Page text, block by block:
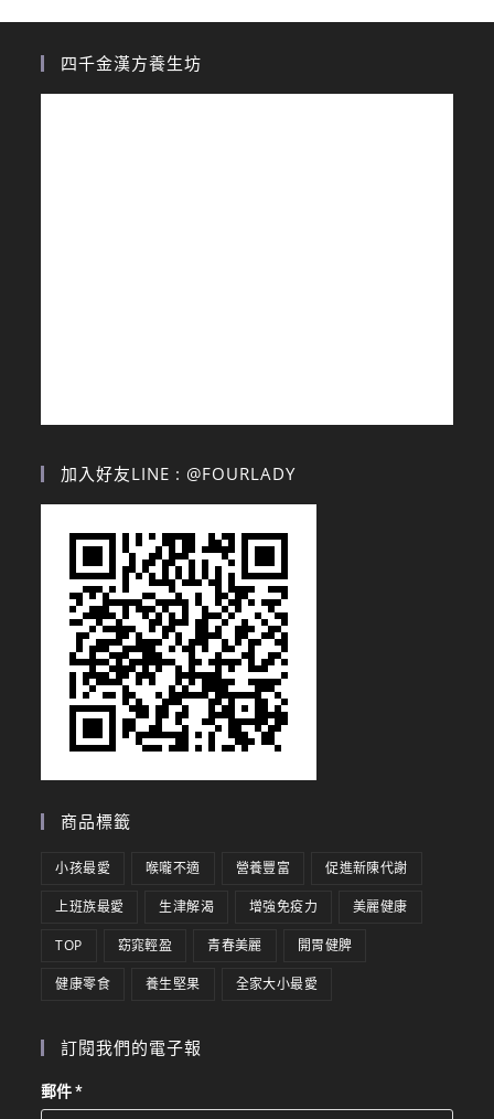
四千金漢方養生坊
加入好友LINE : @FOURLADY
商品標籤
小孩最愛 喉嚨不適 營養豐富 促進新陳代謝
上班族最愛 生津解渴 增強免疫力 美麗健康
TOP 窈窕輕盈 青春美麗 開胃健脾
健康零食 養生堅果 全家大小最愛
訂閱我們的電子報
郵件*